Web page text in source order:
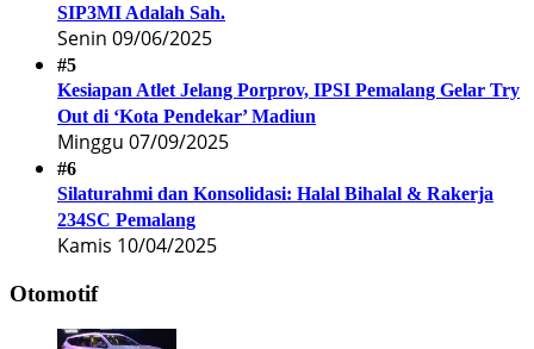
SIP3MI Adalah Sah.
Senin 09/06/2025
#5
Kesiapan Atlet Jelang Porprov, IPSI Pemalang Gelar Try
Out di ‘Kota Pendekar’ Madiun
Minggu 07/09/2025
#6
Silaturahmi dan Konsolidasi: Halal Bihalal & Rakerja
234SC Pemalang
Kamis 10/04/2025
Otomotif